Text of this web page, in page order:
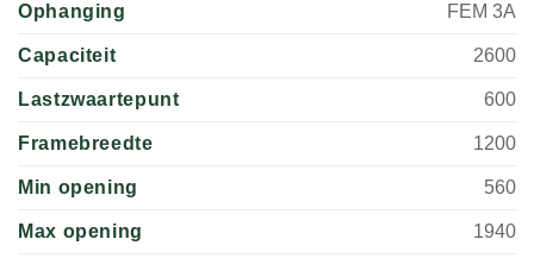
Ophanging FEM 3A
Capaciteit 2600
Lastzwaartepunt 600
Framebreedte 1200
Min opening 560
Max opening 1940